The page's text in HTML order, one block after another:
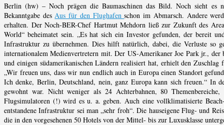
Berlin (hw) – Noch prägen die Baumaschinen das Bild. Noch sieht es
Bekanntgabe des Aus für den Flughafenschon im Abmarsch. Andere
erhalten. Der Noch-BER-Chef Hartmut Mehdorn ließ zur Zukunft des
World“ beheimatet sein. „Es hat sich ein Investor gefunden, der bereit
Infrastruktur zu übernehmen. Dies hilft natürlich, dabei, die Verluste so
internationalem Medienvertretern mit. Der US-Amerikaner Joe Park jr.,
und einigen südamerikanischen Ländern realisiert hat, erhielt den
„Wir freuen uns, dass wir nun endlich auch in Europa einen Standort
Ich denke, Berlin, Deutschland, nein, ganz Europa kann sich freuen.“ In
gewohnt war. Nicht weniger als 24 Achterbahnen, 80
Flugsimulatoren (!) wird es u. a. geben. Auch eine vollklimatisierte
entstandene Infrastruktur sei man „sehr froh“. Die hauseigene Flug- und
die in den vorgesehenen 50 Hotels von der Mittel- bis zur Luxusklasse